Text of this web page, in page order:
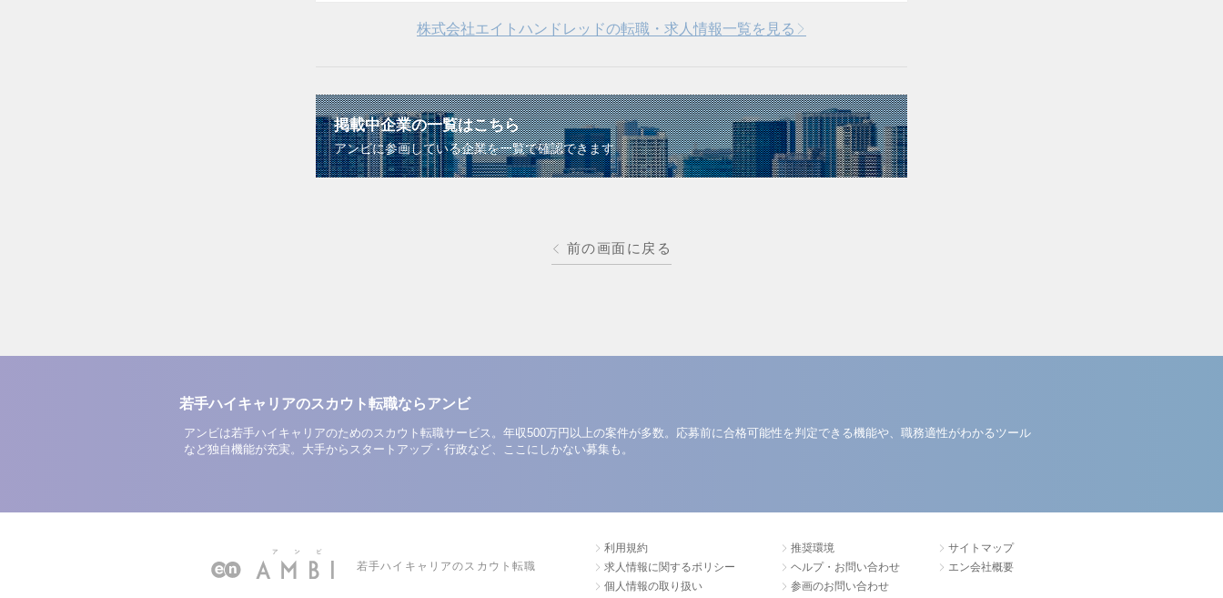
株式会社エイトハンドレッドの転職・求人情報一覧を見る
掲載中企業の一覧はこちら
アンビに参画している企業を一覧で確認できます
前の画面に戻る
若手ハイキャリアのスカウト転職ならアンビ
アンビは若手ハイキャリアのためのスカウト転職サービス。年収500万円以上の案件が多数。応募前に合格可能性を判定できる機能や、職務適性がわかるツール
など独自機能が充実。大手からスタートアップ・行政など、ここにしかない募集も。
若手ハイキャリアのスカウト転職
利用規約
求人情報に関するポリシー
個人情報の取り扱い
推奨環境
ヘルプ・お問い合わせ
参画のお問い合わせ
サイトマップ
エン会社概要